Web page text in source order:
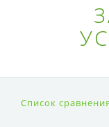
Список сравнения